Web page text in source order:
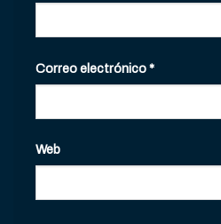
Correo electrónico*
Web